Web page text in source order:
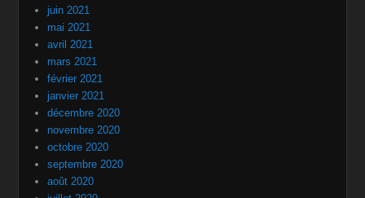
juin 2021
mai 2021
avril 2021
mars 2021
février 2021
janvier 2021
décembre 2020
novembre 2020
octobre 2020
septembre 2020
août 2020